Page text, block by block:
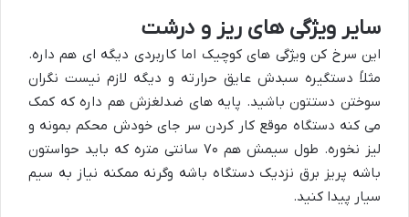
سایر ویژگی های ریز و درشت
این سرخ کن ویژگی های کوچیک اما کاربردی دیگه ای هم داره.
مثلاً دستگیره سبدش عایق حرارته و دیگه لازم نیست نگران
سوختن دستتون باشید. پایه های ضدلغزش هم داره که کمک
می کنه دستگاه موقع کار کردن سر جای خودش محکم بمونه و
لیز نخوره. طول سیمش هم ۷۰ سانتی متره که باید حواستون
باشه پریز برق نزدیک دستگاه باشه وگرنه ممکنه نیاز به سیم
سیار پیدا کنید.